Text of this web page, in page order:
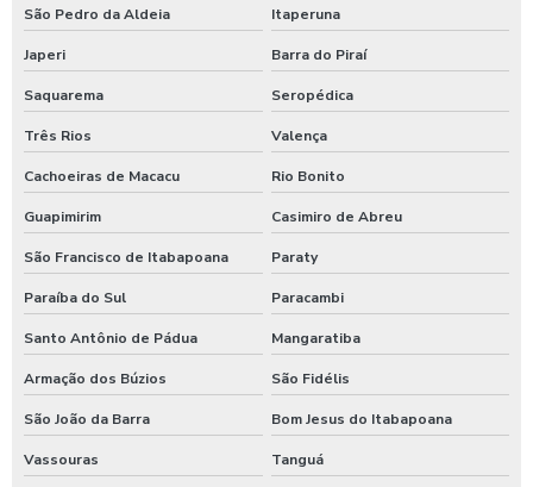
Ficheiro para chuveiro
Ficheiro para ducha de praia
Germicida para carros
Higienização automotiva
Higienização automotiva contra covid 19
Higienização automotiva preço
Higienização automotiva a seco
Higienização automotiva valor
Higienização automotiva a vapor
São Pedro da Aldeia Itaperuna
Japeri Barra do Piraí
Saquarema Seropédica
Três Rios Valença
Cachoeiras de Macacu Rio Bonito
Guapimirim Casimiro de Abreu
São Francisco de Itabapoana Paraty
Paraíba do Sul Paracambi
Santo Antônio de Pádua Mangaratiba
Armação dos Búzios São Fidélis
São João da Barra Bom Jesus do Itabapoana
Vassouras Tanguá